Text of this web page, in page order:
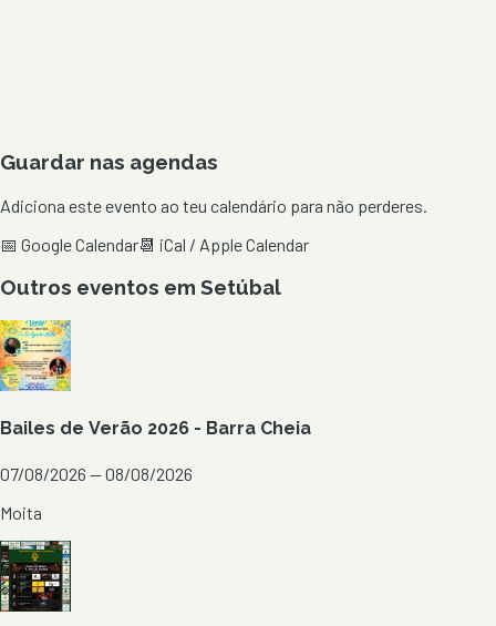
Guardar nas agendas
Adiciona este evento ao teu calendário para não perderes.
📅 Google Calendar📆 iCal / Apple Calendar
Outros eventos em Setúbal
Bailes de Verão 2026 - Barra Cheia
07/08/2026 — 08/08/2026
Moita